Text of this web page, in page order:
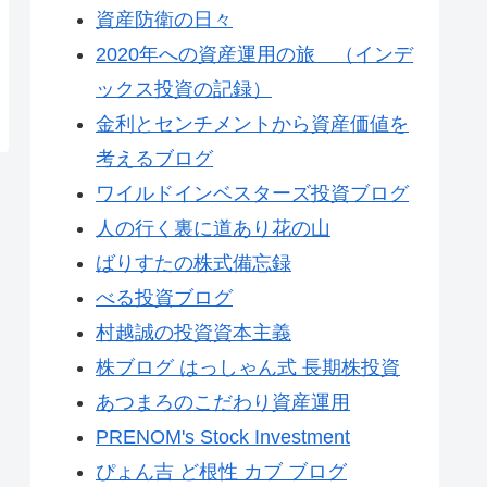
資産防衛の日々
2020年への資産運用の旅 （インデ
ックス投資の記録）
金利とセンチメントから資産価値を
考えるブログ
ワイルドインベスターズ投資ブログ
人の行く裏に道あり花の山
ばりすたの株式備忘録
べる投資ブログ
村越誠の投資資本主義
株ブログ はっしゃん式 長期株投資
あつまろのこだわり資産運用
PRENOM's Stock Investment
ぴょん吉 ど根性 カブ ブログ